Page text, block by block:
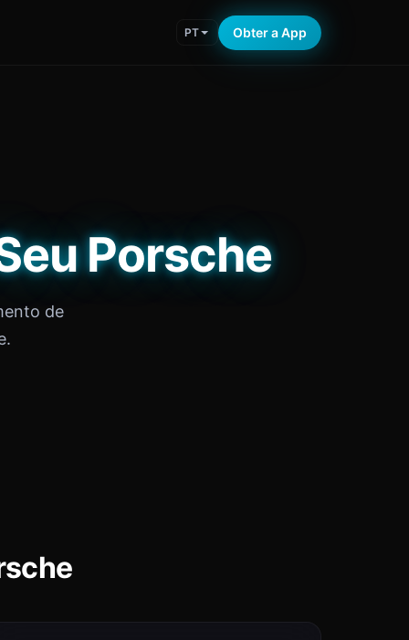
PT Obter a App
Porsche
de